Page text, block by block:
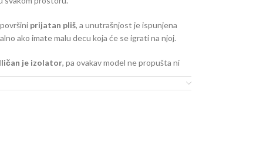
prijatan pliš, a unutrašnjost je ispunjena
ako imate malu decu koja će se igrati na njoj.
je izolator, pa ovakav model ne propušta ni
je jednostavna za održavanje.